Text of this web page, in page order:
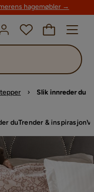
hagemøbler →
Slik innreder du
duTrender & inspirasjon